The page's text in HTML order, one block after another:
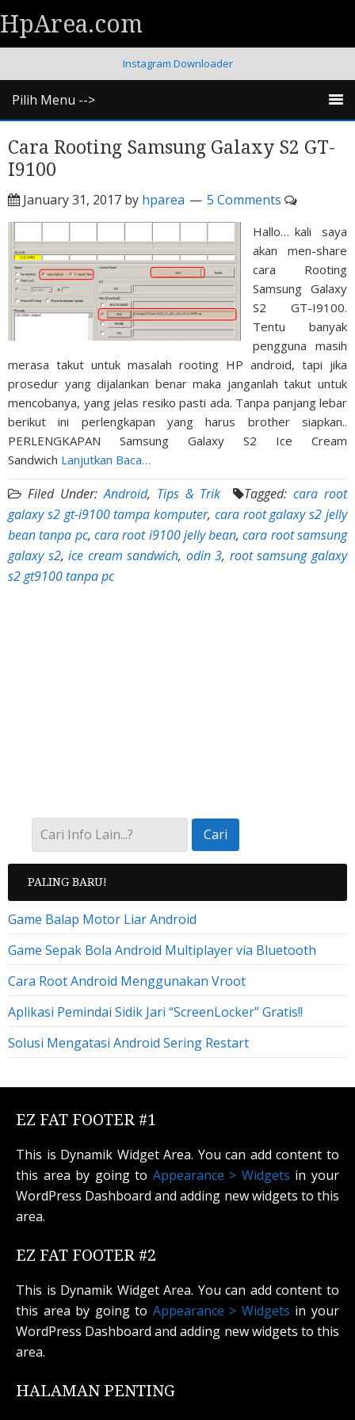
HpArea.com
Instagram Downloader
Pilih Menu -->
Cara Rooting Samsung Galaxy S2 GT-
I9100
January 31, 2017 by hparea 5 Comments
Hallo… kali saya
akan men-share
cara Rooting
Samsung Galaxy
S2 GT-I9100.
Tentu banyak
pengguna masih
merasa takut untuk masalah rooting HP android, tapi jika
prosedur yang dijalankan benar maka janganlah takut untuk
mencobanya, yang jelas resiko pasti ada. Tanpa panjang lebar
berikut ini perlengkapan yang harus brother siapkan..
PERLENGKAPAN Samsung Galaxy S2 Ice Cream
Sandwich Lanjutkan Baca…
Filed Under:Android, Tips & Trik Tagged:cara root
galaxy s2 gt-i9100 tampa komputer, cara root galaxy s2 jelly
bean tanpa pc, cara root i9100 jelly bean,cara root samsung
galaxy s2,ice cream sandwich, odin 3, root samsung galaxy
s2 gt9100 tanpa pc
PALING BARU!
Game Balap Motor Liar Android
Game Sepak Bola Android Multiplayer via Bluetooth
Cara Root Android Menggunakan Vroot
Aplikasi Pemindai Sidik Jari “ScreenLocker” Gratis!!
Solusi Mengatasi Android Sering Restart
EZ FAT FOOTER #1
This is Dynamik Widget Area. You can add content to
this area by going to Appearance > Widgets in your
WordPress Dashboard and adding new widgets to this
area.
EZ FAT FOOTER #2
This is Dynamik Widget Area. You can add content to
this area by going to Appearance > Widgets in your
WordPress Dashboard and adding new widgets to this
area.
HALAMAN PENTING